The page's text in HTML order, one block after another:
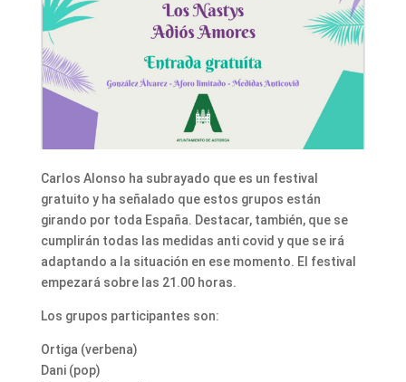
Carlos Alonso ha subrayado que es un festival
gratuito y ha señalado que estos grupos están
girando por toda España. Destacar, también, que se
cumplirán todas las medidas anti covid y que se irá
adaptando a la situación en ese momento. El festival
empezará sobre las 21.00 horas.
Los grupos participantes son:
Ortiga (verbena)
Dani (pop)